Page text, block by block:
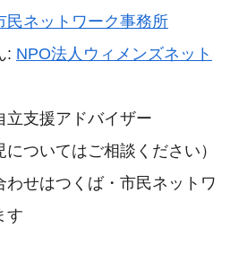
民ネットワーク事務所
: NPO法人ウィメンズネット
立支援アドバイザー
ついてはご相談ください）
せはつくば・市民ネットワ
す